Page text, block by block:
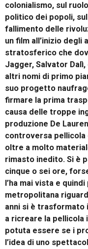
colonialismo, sul
politico dei popoli, sul
fallimento delle
un film all’inizio degli
stratosferico che
Jagger, Salvator
altri nomi di primo
suo progetto
firmare la prima
causa delle troppe
produzione De
controversa pellicola
oltre a molto
rimasto inedito. Si è
cinque o sei ore,
l’ha mai vista e
metropolitana
anni si è trasformato
a ricreare la pellicola
potuta essere se i
l’idea di uno